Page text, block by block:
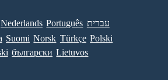
Nederlands Português עברית
Suomi Norsk Türkçe Polski
български Lietuvos